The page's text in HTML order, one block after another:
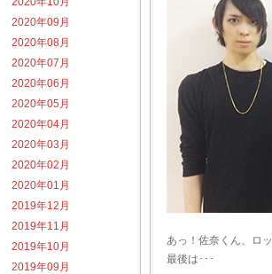
2020年09月
2020年08月
2020年07月
2020年06月
2020年05月
2020年04月
2020年03月
2020年02月
2020年01月
2019年12月
2019年11月
2019年10月
2019年09月
あっ！佐奈くん、ロ
最後は･･･